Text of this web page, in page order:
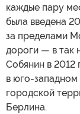
каждые пару
была введена
за пределами
дороги — в так
Собянин в 2012
в юго-
городской
Берлина.